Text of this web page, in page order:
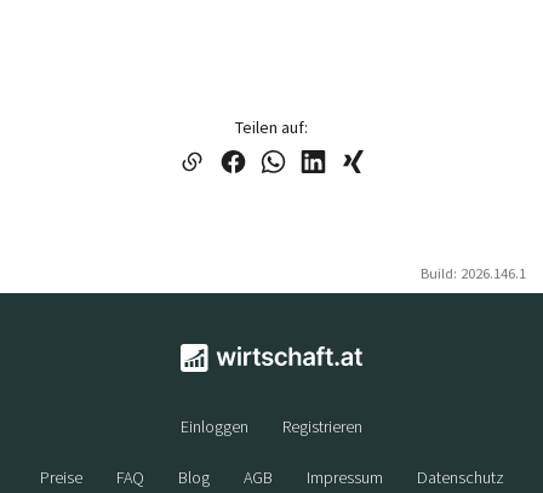
Teilen auf:
Build: 2026.146.1
Einloggen Registrieren
Preise FAQ Blog AGB Impressum Datenschutz